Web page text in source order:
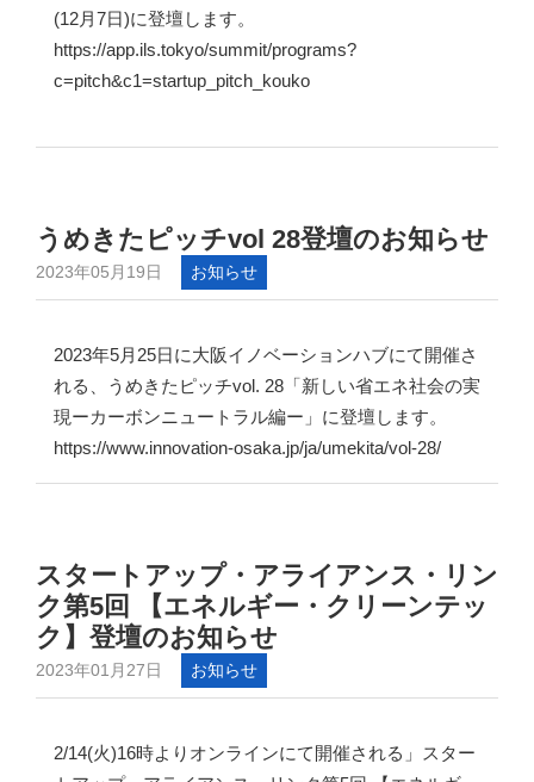
(12月7日)に登壇します。
https://app.ils.tokyo/summit/programs?
c=pitch&c1=startup_pitch_kouko
うめきたピッチvol 28登壇のお知らせ
2023年05月19日 お知らせ
2023年5月25日に大阪イノベーションハブにて開催さ
れる、うめきたピッチvol. 28「新しい省エネ社会の実
現ーカーボンニュートラル編ー」に登壇します。
https://www.innovation-osaka.jp/ja/umekita/vol-28/
スタートアップ・アライアンス・リン
ク第5回 【エネルギー・クリーンテッ
ク】登壇のお知らせ
2023年01月27日 お知らせ
2/14(火)16時よりオンラインにて開催される」スター